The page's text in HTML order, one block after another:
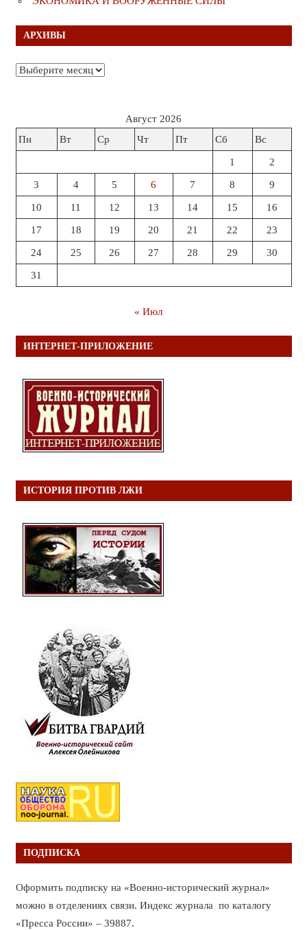
АРХИВЫ
Архивы
Август 2026
Пн
Вт Ср Чт Пт Сб Вс
1 2
3 4 5 6 7 8 9
10 11 12 13 14 15 16
17 18 19 20 21 22 23
24 25 26 27 28 29 30
31
« Июл
ИНТЕРНЕТ-ПРИЛОЖЕНИЕ
ИСТОРИЯ ПРОТИВ ЛЖИ
ПОДПИСКА
Оформить подписку на «Военно-исторический журнал»
можно в отделениях связи. Индекс журнала по каталогу
«Пресса России» – 39887.